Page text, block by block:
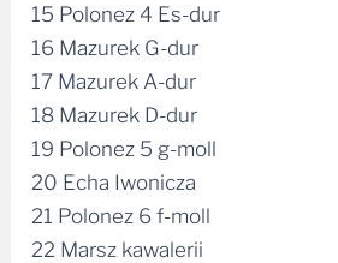
15 Polonez 4 Es-dur
16 Mazurek G-dur
17 Mazurek A-dur
18 Mazurek D-dur
19 Polonez 5 g-moll
20 Echa Iwonicza
21 Polonez 6 f-moll
22 Marsz kawalerii